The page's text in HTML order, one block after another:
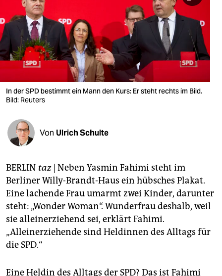
berlin
nord
wahrheit
verlag
verlag
veranstaltungen
shop
unterstützen
abo
genossenschaft
epaper login
In der SPD bestimmt ein Mann den Kurs: Er steht rechts im Bild.
Bild: Reuters
Von Ulrich Schulte
BERLIN taz| Neben Yasmin Fahimi steht im
Berliner Willy-Brandt-Haus ein hübsches Plakat.
Eine lachende Frau umarmt zwei Kinder, darunter
steht: „Wonder Woman“. Wunderfrau deshalb, weil
sie alleinerziehend sei, erklärt Fahimi.
„Alleinerziehende sind Heldinnen des Alltags für
die SPD.“
Eine Heldin des Alltags der SPD? Das ist Fahimi